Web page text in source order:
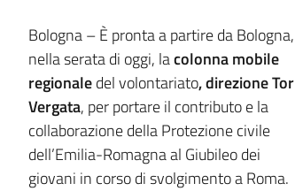
Introduzione
Bologna – È pronta a partire da Bologna,
nella serata di oggi, lacolonna mobile
regionaledel volontariato, direzione Tor
Vergata, per portare il contributo e la
collaborazione della Protezione civile
dell’Emilia-Romagna al Giubileo dei
giovani in corso di svolgimento a Roma.